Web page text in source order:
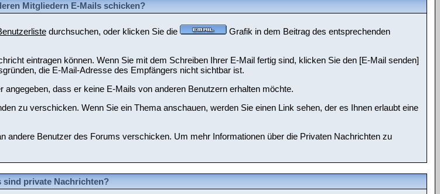
Mitgliedern E-Mails schicken?
durchsuchen, oder klicken Sie die
Grafik in dem Beitrag des entsprechenden
eintragen können. Wenn Sie mit dem Schreiben Ihrer E-Mail fertig sind, klicken Sie den [E-Mail senden]
die E-Mail-Adresse des Empfängers nicht sichtbar ist.
dass er keine E-Mails von anderen Benutzern erhalten möchte.
zu verschicken. Wenn Sie ein Thema anschauen, werden Sie einen Link sehen, der es Ihnen erlaubt eine
andere Benutzer des Forums verschicken. Um mehr Informationen über die Privaten Nachrichten zu
sind private Nachrichten?